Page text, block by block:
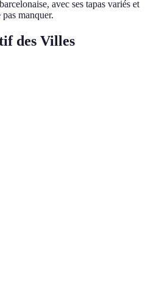
avec ses tapas variés et
manquer.
des Villes